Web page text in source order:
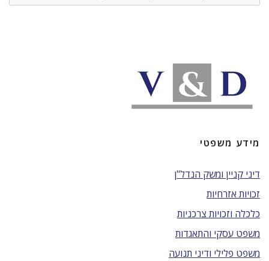
מידע משפטי
דיני קניין ומשק הנדל"ן
זכויות אזרחיות
כלכלה וזכויות צרכניות
משפט עסקי והתאגדות
משפט פלילי ודיני תנועה